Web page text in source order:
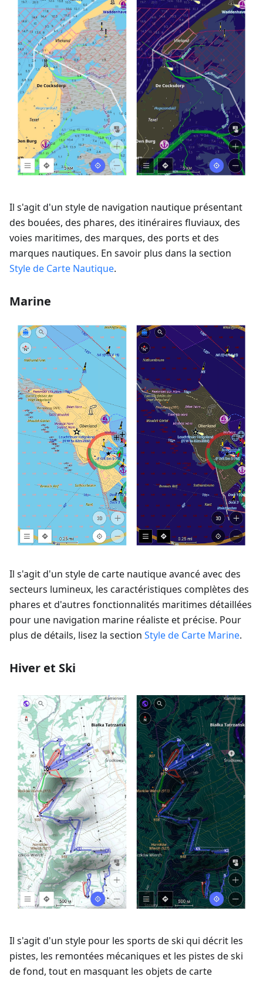
Il s'agit d'un style de navigation nautique présentant
des bouées, des phares, des itinéraires fluviaux, des
voies maritimes, des marques, des ports et des
marques nautiques. En savoir plus dans la section
Style de Carte Nautique.
Marine
Il s'agit d'un style de carte nautique avancé avec des
secteurs lumineux, les caractéristiques complètes des
phares et d'autres fonctionnalités maritimes détaillées
pour une navigation marine réaliste et précise. Pour
plus de détails, lisez la section Style de Carte Marine.
Hiver et Ski
Il s'agit d'un style pour les sports de ski qui décrit les
pistes, les remontées mécaniques et les pistes de ski
de fond, tout en masquant les objets de carte